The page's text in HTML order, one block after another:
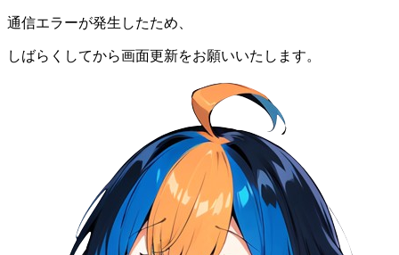
通信エラーが発生したため、
しばらくしてから画面更新をお願いいたします。